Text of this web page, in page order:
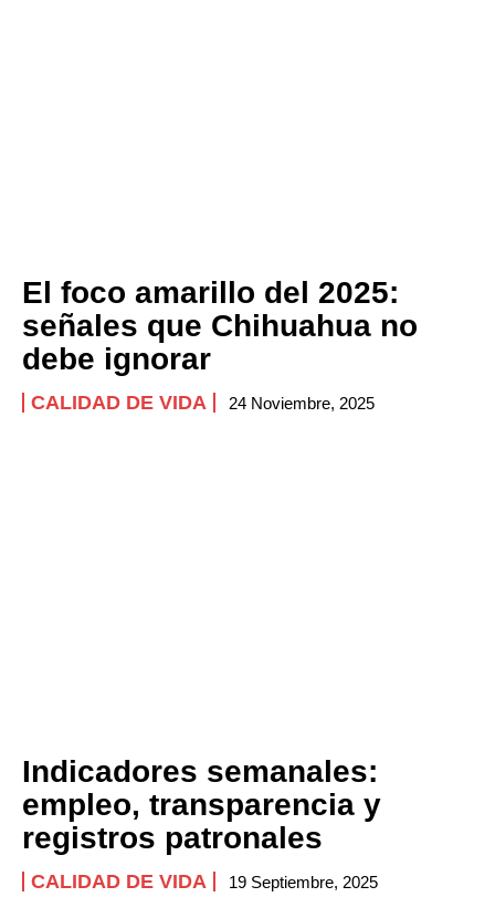
El foco amarillo del 2025:
señales que Chihuahua no
debe ignorar
CALIDAD DE VIDA 24 Noviembre, 2025
Indicadores semanales:
empleo, transparencia y
registros patronales
CALIDAD DE VIDA 19 Septiembre, 2025